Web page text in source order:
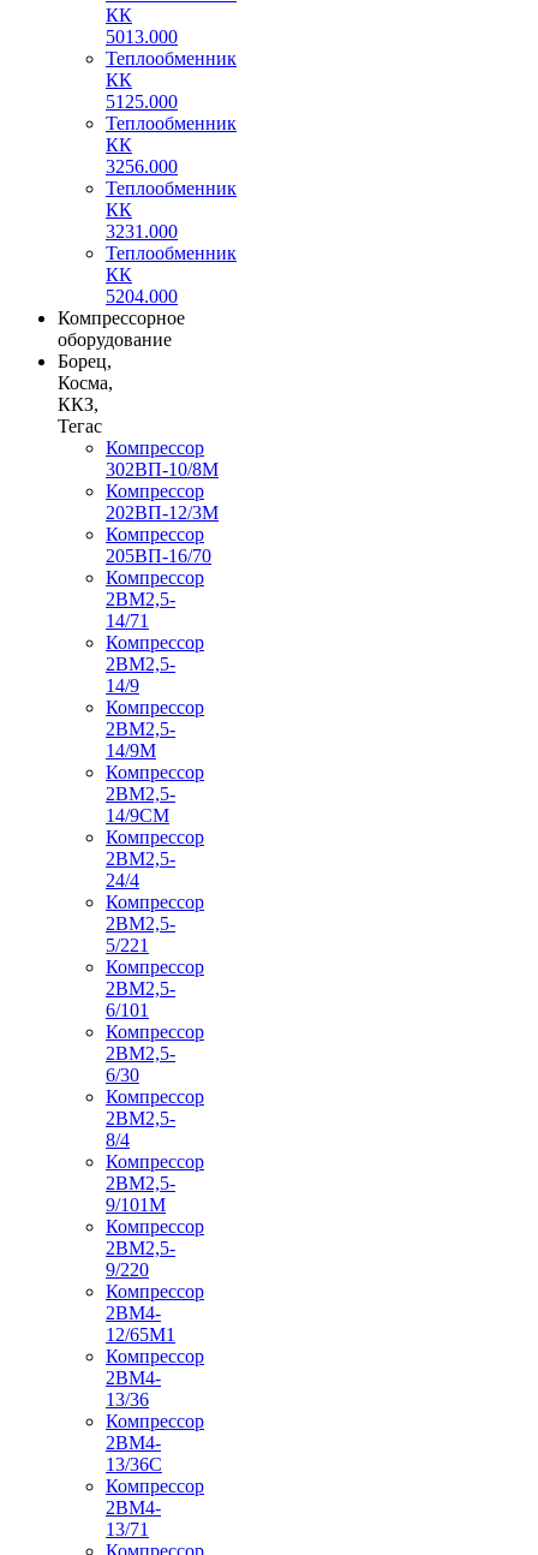
КК
5013.000
Теплообменник
КК
5125.000
Теплообменник
КК
3256.000
Теплообменник
КК
3231.000
Теплообменник
КК
5204.000
Компрессорное
оборудование
Борец,
Косма,
ККЗ,
Тегас
Компрессор
302ВП-10/8М
Компрессор
202ВП-12/3М
Компрессор
205ВП-16/70
Компрессор
2ВМ2,5-
14/71
Компрессор
2ВМ2,5-
14/9
Компрессор
2ВМ2,5-
14/9М
Компрессор
2ВМ2,5-
14/9СМ
Компрессор
2ВМ2,5-
24/4
Компрессор
2ВМ2,5-
5/221
Компрессор
2ВМ2,5-
6/101
Компрессор
2ВМ2,5-
6/30
Компрессор
2ВМ2,5-
8/4
Компрессор
2ВМ2,5-
9/101М
Компрессор
2ВМ2,5-
9/220
Компрессор
2ВМ4-
12/65М1
Компрессор
2ВМ4-
13/36
Компрессор
2ВМ4-
13/36С
Компрессор
2ВМ4-
13/71
Компрессор